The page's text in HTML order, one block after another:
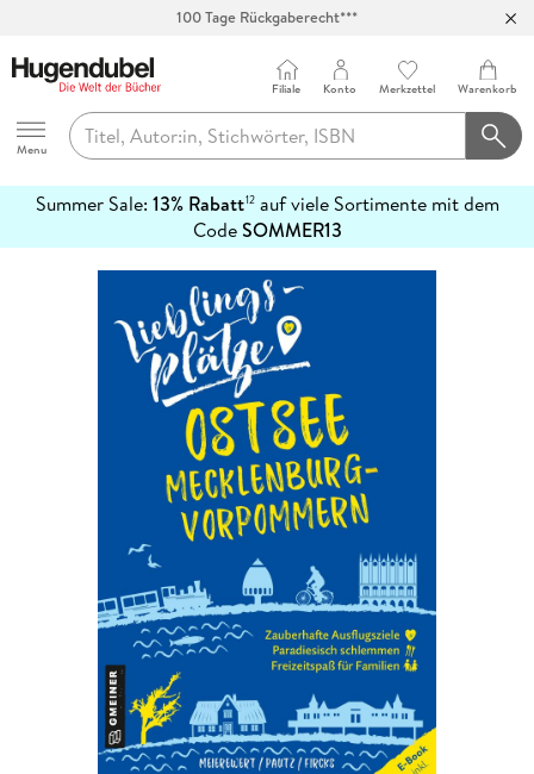
100 Tage Rückgaberecht***
Hugendubel
Menu
Filiale Konto Merkzettel Warenkorb
Summer Sale: 13% Rabatt12auf viele Sortimente mit dem
CodeSOMMER13
erfahren